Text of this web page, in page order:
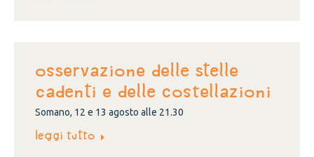
OSSERVAZIONE DELLE STELLE
CADENTI E DELLE COSTELLAZIONI
Somano, 12 e 13 agosto alle 21.30
Leggi tutto